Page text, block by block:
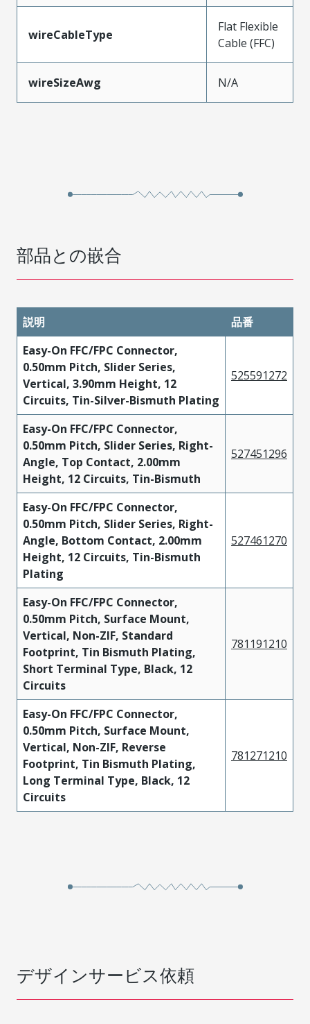
wireCableType
Flat Flexible
Cable (FFC)
wireSizeAwg N/A
部品との嵌合
説明
品番
Easy-On FFC/FPC Connector,
0.50mm Pitch, Slider Series,
Vertical, 3.90mm Height, 12
Circuits, Tin-Silver-Bismuth Plating
525591272
Easy-On FFC/FPC Connector,
0.50mm Pitch, Slider Series, Right-
Angle, Top Contact, 2.00mm
Height, 12 Circuits, Tin-Bismuth
527451296
Easy-On FFC/FPC Connector,
0.50mm Pitch, Slider Series, Right-
Angle, Bottom Contact, 2.00mm
Height, 12 Circuits, Tin-Bismuth
Plating
527461270
Easy-On FFC/FPC Connector,
0.50mm Pitch, Surface Mount,
Vertical, Non-ZIF, Standard
Footprint, Tin Bismuth Plating,
Short Terminal Type, Black, 12
Circuits
781191210
Easy-On FFC/FPC Connector,
0.50mm Pitch, Surface Mount,
Vertical, Non-ZIF, Reverse
Footprint, Tin Bismuth Plating,
Long Terminal Type, Black, 12
Circuits
781271210
デザインサービス依頼